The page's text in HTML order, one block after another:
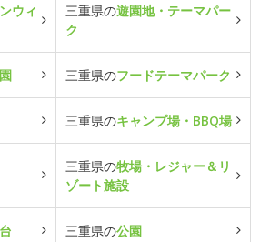
ウィ
三重県の遊園地・テーマパー
ク
三重県のフードテーマパーク
三重県のキャンプ場・BBQ場
三重県の牧場・レジャー＆リ
ゾート施設
三重県の公園